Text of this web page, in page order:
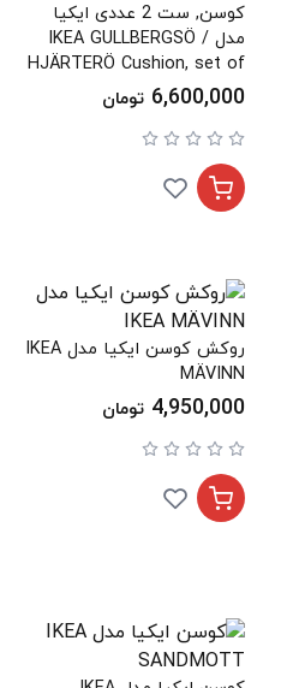
کوسن, ست 2 عددی ایکیا
مدل IKEA GULLBERGSÖ /
HJÄRTERÖ Cushion, set of
2 - bright yellow/white
bright pink/bright
orange/out/indoor 50x50
cm
6,600,000 تومان
روکش کوسن ایکیا مدل IKEA
MÄVINN
4,950,000 تومان